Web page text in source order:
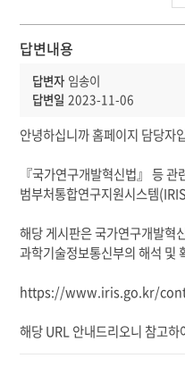
답변내용
답변자 임송이
답변일 2023-11-06
안녕하십니까 홈페이지 담당자
『국가연구개발혁신법』 등
범부처통합연구지원시스템
해당 게시판은 국가연구개발혁
과학기술정보통신부의 해석 및
https://www.iris.go.kr/
해당 URL 안내드리오니 참고하